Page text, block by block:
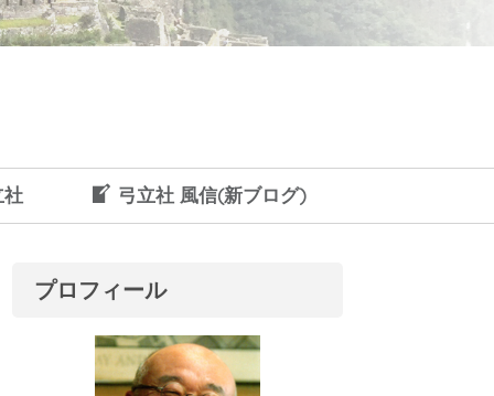
社 弓立社 風信(新ブログ)
プロフィール